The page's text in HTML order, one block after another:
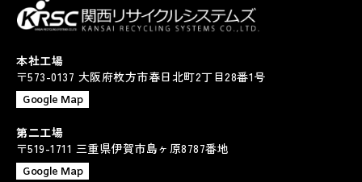
本社工場
〒573-0137 大阪府枚方市春日北町2丁目28番1号
Google Map
第二工場
〒519-1711 三重県伊賀市島ヶ原8787番地
Google Map